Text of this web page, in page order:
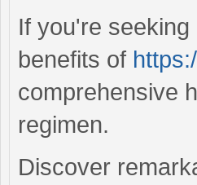
If you're
benefits of
comprehensive
regimen.
Discover